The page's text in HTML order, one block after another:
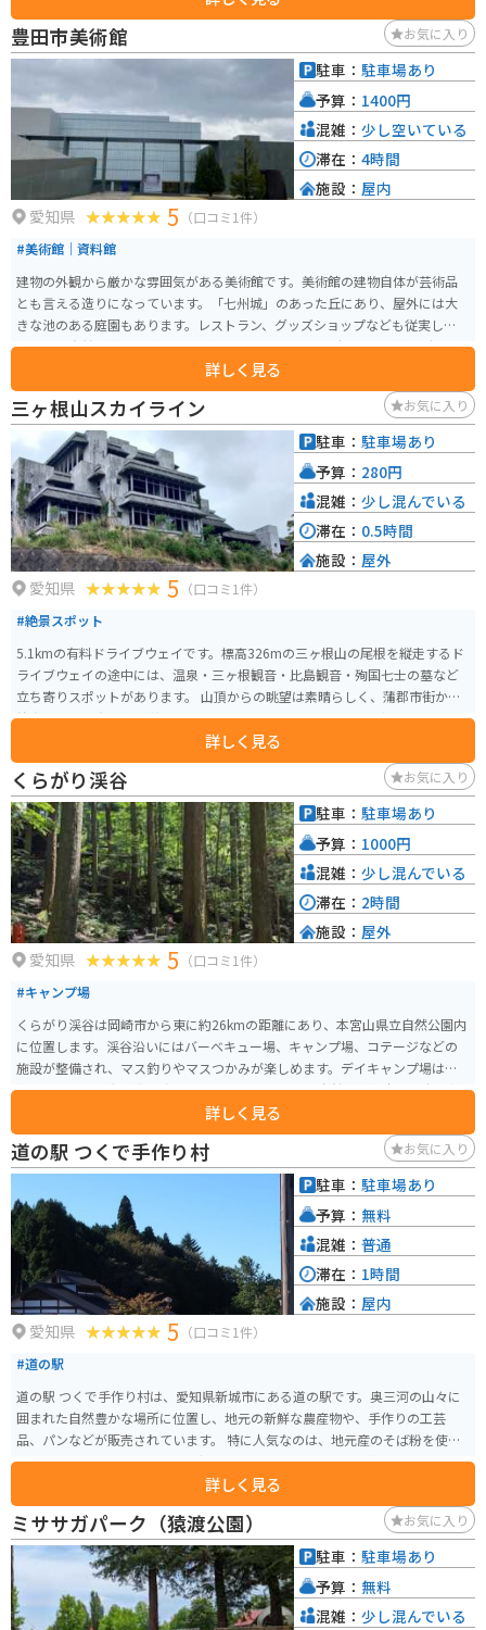
種銭」が祀られ、これを使うことで福徳や良縁が返ってくると伝えられてい
ます。境内には宇賀神社（商売繁盛）、大黒神社（商売繁盛）、千歳神社
（長寿・学業成就）、八大龍神社（家内安全・夫婦円満・厄除け）などがあ
り、5つすべてを参拝すると多くの幸福が訪れるとされています。開運祈願の
名所として多くの参拝者が訪れるスポットです。
豊田市美術館 お気に入り
愛知県 5 （口コミ1件）
#美術館｜資料館
建物の外観から厳かな雰囲気がある美術館です。美術館の建物自体が芸術品
とも言える造りになっています。「七州城」のあった丘にあり、屋外には大
きな池のある庭園もあります。レストラン、グッズショップなども従実してい
るので、自然と芸術を楽しみながら過ごすには良い場所です。 季節や時期に
よって催し物も変わるため、何度足を運んでも飽きることはありません。
詳しく見る
駐車： 駐車場あり
予算： 1400円
混雑： 少し空いている
滞在： 4時間
施設： 屋内
三ヶ根山スカイライン お気に入り
愛知県 5 （口コミ1件）
#絶景スポット
5.1kmの有料ドライブウェイです。標高326mの三ヶ根山の尾根を縦走するド
ライブウェイの途中には、温泉・三ヶ根観音・比島観音・殉国七士の墓など
立ち寄りスポットがあります。 山頂からの眺望は素晴らしく、蒲郡市街から
竹島、渥美半島、太平洋はもちろん、天気の良い日には伊良湖岬から鳥羽、
じさいが綺麗に咲きます。 また、夜景のスポットとしても人気があります。1
1月中旬から3月中旬にかけて、山頂駐車場周辺ではイルミネーションも行わ
れます。 通り沿いに三州園ホテル（廃墟）があり、オカルト街道としても有
名です。
詳しく見る
駐車： 駐車場あり
予算： 280円
混雑： 少し混んでいる
滞在： 0.5時間
施設： 屋外
くらがり渓谷 お気に入り
愛知県 5 （口コミ1件）
#キャンプ場
くらがり渓谷は岡崎市から東に約26kmの距離にあり、本宮山県立自然公園内
に位置します。渓谷沿いにはバーベキュー場、キャンプ場、コテージなどの
施設が整備され、マス釣りやマスつかみが楽しめます。デイキャンプ場は鉄
板や調理器具を有料貸し出ししてます。 四季折々の自然美が魅力で、春は新
緑と野鳥のさえずり、夏は清流とカジカの声、秋は紅葉、冬は南アルプス連
峰の景色が楽しめます。ただし、県立自然公園内なので指定された場所でし
かバーベキューや釣りができず、予約が必要です。ペットの持ち込みは禁止さ
れています。
詳しく見る
駐車： 駐車場あり
予算： 1000円
混雑： 少し混んでいる
滞在： 2時間
施設： 屋外
道の駅 つくで手作り村 お気に入り
愛知県 5 （口コミ1件）
#道の駅
道の駅 つくで手作り村は、愛知県新城市にある道の駅です。奥三河の山々に
囲まれた自然豊かな場所に位置し、地元の新鮮な農産物や、手作りの工芸
品、パンなどが販売されています。 特に人気なのは、地元産のそば粉を使っ
た手打ち蕎麦や、五平餅などの郷土料理です。また、季節の花々や緑が美し
い「花の館」や、木工体験ができる「クラフト館」など、見どころも充実し
ています。 バイクで訪れる場合、道の駅周辺には、新城市街地や鳳来寺山な
ど、自然豊かなツーリングコースが広がっています。駐車場も広く、休憩場所
としても最適です。 新城市は、鳳来牛や鳳来寺山麓で採れるお茶などが特産
品です。道の駅でも販売されているので、お土産にいかがでしょうか。
詳しく見る
駐車： 駐車場あり
予算： 無料
混雑： 普通
滞在： 1時間
施設： 屋内
ミササガパーク（猿渡公園） お気に入り
駐車： 駐車場あり
予算： 無料
混雑： 少し混んでいる